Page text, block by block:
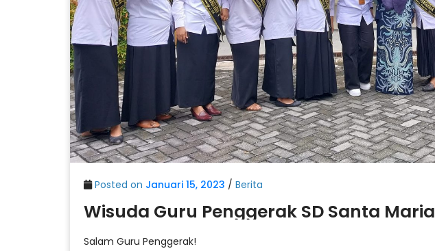
Posted on Januari 15, 2023 / Berita
Wisuda Guru Penggerak SD Santa Maria
Salam Guru Penggerak!